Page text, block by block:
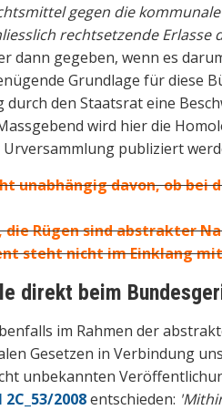
gegen die
rechtsetzende
dann gegeben, wenn es
Grundlage für diese
den Staatsrat eine
wird hier die
publiziert
unabhängig davon, ob
Rügen sind abstrakter
steht nicht im Einklang
direkt beim
im Rahmen der
Gesetzen in Verbindung
unbekannten
2C_53/2008entschieden: